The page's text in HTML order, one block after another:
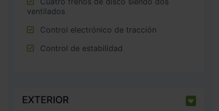
ventilados
Control electrónico de tracción
Control de estabilidad
EXTERIOR